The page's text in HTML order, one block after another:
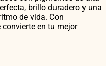
brillo duradero y una
de vida. Con
convierte en tu mejor